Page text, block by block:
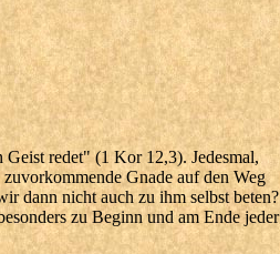
redet" (1 Kor 12,3). Jedesmal,
Gnade auf den Weg
dann nicht auch zu ihm selbst beten?
zu Beginn und am Ende jeder